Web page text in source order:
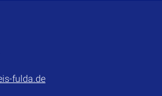
fulda.de